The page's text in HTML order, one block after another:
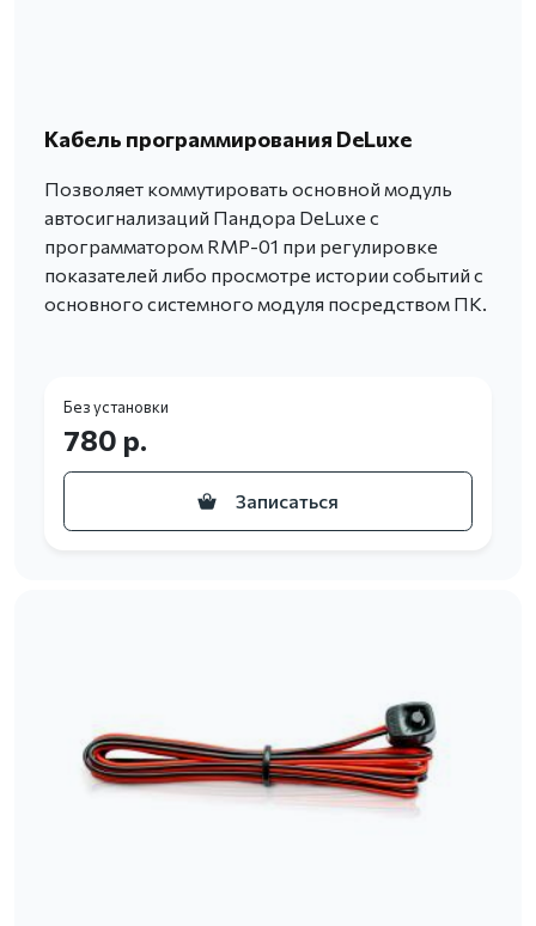
Кабель программирования DeLuxe
Позволяет коммутировать основной модуль
автосигнализаций Пандора DeLuxe с
программатором RMP-01 при регулировке
показателей либо просмотре истории событий с
основного системного модуля посредством ПК.
Без установки
780 р.
Записаться